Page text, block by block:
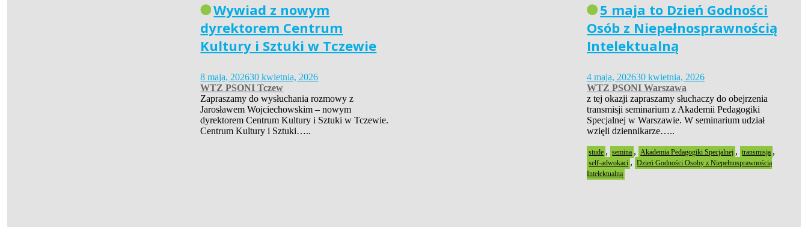
Wywiad z nowym
dyrektorem Centrum
Kultury i Sztuki w Tczewie
8 maja, 202630 kwietnia, 2026
WTZ PSONI Tczew
Zapraszamy do wysłuchania rozmowy z
Jarosławem Wojciechowskim – nowym
dyrektorem Centrum Kultury i Sztuki w Tczewie.
Centrum Kultury i Sztuki…..
5 maja to Dzień Godności
Osób z Niepełnosprawnością
Intelektualną
4 maja, 202630 kwietnia, 2026
WTZ PSONI Warszawa
z tej okazji zapraszamy słuchaczy do obejrzenia
transmisji seminarium z Akademii Pedagogiki
Specjalnej w Warszawie. W seminarium udział
wzięli dziennikarze…..
stude , semina , Akademia Pedagogiki Specjalnej , transmisja ,
self-adwokaci , Dzień Godności Osoby z Niepełnosprawnością
Intelektualną